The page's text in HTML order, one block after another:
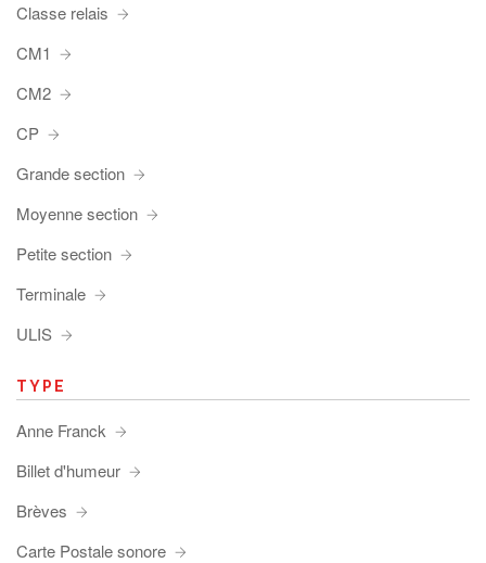
Classe relais
CM1
CM2
CP
Grande section
Moyenne section
Petite section
Terminale
ULIS
TYPE
Anne Franck
Billet d'humeur
Brèves
Carte Postale sonore